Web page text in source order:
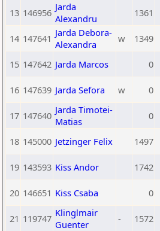
13 146956 Jarda
Alexandru
1361
14 147641 Jarda Debora-
Alexandra
w 1349
15 147642 Jarda Marcos 0
16 147639 Jarda Sefora w 0
17 147640 Jarda Timotei-
Matias
0
18 145000 Jetzinger Felix 1497
19 143593 Kiss Andor 1742
20 146651 Kiss Csaba 0
21 119747 Klinglmair
Guenter
- 1572